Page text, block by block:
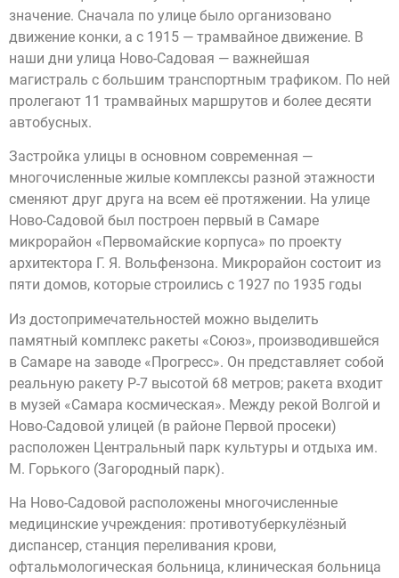
значение. Сначала по улице было организовано
движение конки, а с 1915 — трамвайное движение. В
наши дни улица Ново-Cадовая — важнейшая
магистраль с большим транспортным трафиком. По ней
пролегают 11 трамвайных маршрутов и более десяти
автобусных.
Застройка улицы в основном современная —
многочисленные жилые комплексы разной этажности
сменяют друг друга на всем её протяжении. На улице
Ново-Садовой был построен первый в Самаре
микрорайон «Первомайские корпуса» по проекту
архитектора Г. Я. Вольфензона. Микрорайон состоит из
пяти домов, которые строились с 1927 по 1935 годы
Из достопримечательностей можно выделить
памятный комплекс ракеты «Союз», производившейся
в Самаре на заводе «Прогресс». Он представляет собой
реальную ракету Р-7 высотой 68 метров; ракета входит
в музей «Самара космическая». Между рекой Волгой и
Ново-Садовой улицей (в районе Первой просеки)
расположен Центральный парк культуры и отдыха им.
М. Горького (Загородный парк).
На Ново-Садовой расположены многочисленные
медицинские учреждения: противотуберкулёзный
диспансер, станция переливания крови,
офтальмологическая больница, клиническая больница